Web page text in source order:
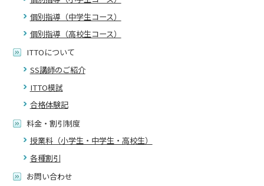
個別指導（中学生コース）
個別指導（高校生コース）
ITTOについて
SS講師のご紹介
ITTO模試
合格体験記
料金・割引制度
授業料（小学生・中学生・高校生）
各種割引
お問い合わせ